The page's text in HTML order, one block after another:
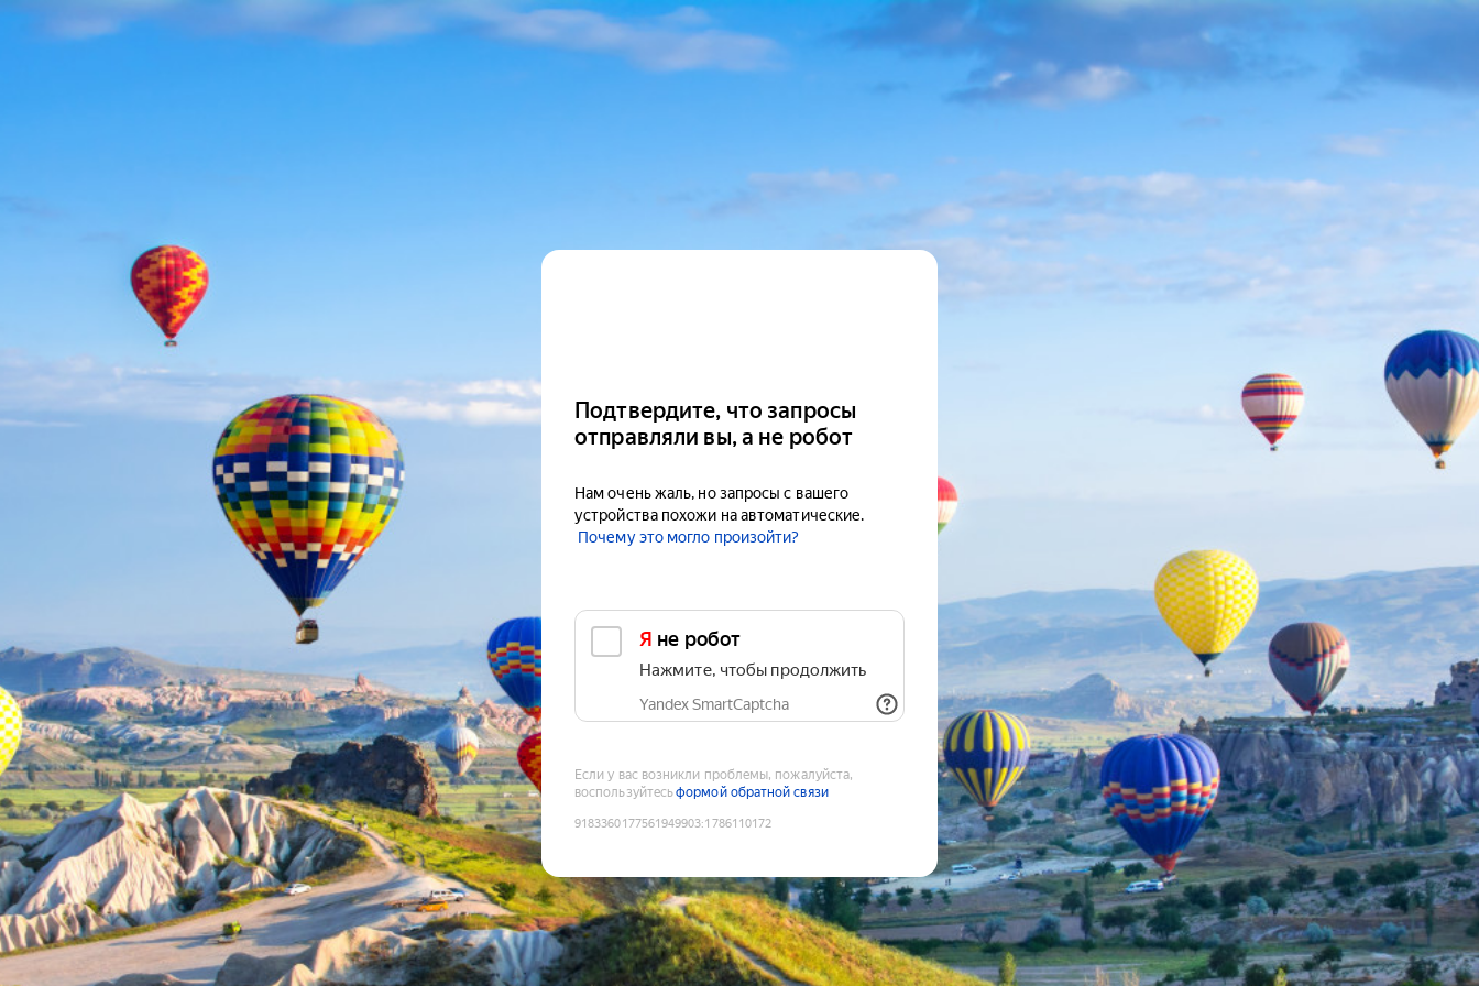
Подтвердите, что запросы
отправляли вы, а не робот
Нам очень жаль, но запросы с вашего
устройства похожи на автоматические.
Почему это могло произойти?
Я не робот
Нажмите, чтобы продолжить
Yandex SmartCaptcha
Если у вас возникли проблемы, пожалуйста,
воспользуйтесьформой обратной связи
9183360177561949903:1786110172